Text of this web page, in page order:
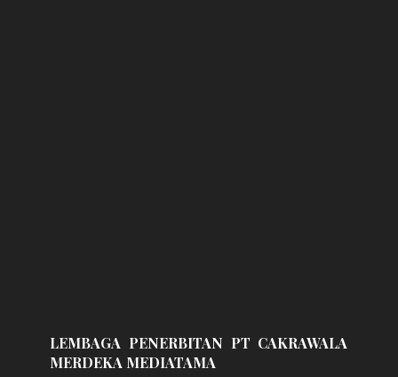
LEMBAGA PENERBITAN PT CAKRAWALA
MERDEKA MEDIATAMA